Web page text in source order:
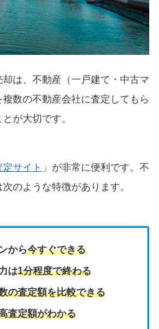
は、不動産（一戸建て・中古マ
数の不動産会社に査定してもら
が大切です。
サイト 」が非常に便利です。不
のような特徴があります。
から今すぐできる
は1分程度で終わる
の査定額を比較できる
査定額がわかる